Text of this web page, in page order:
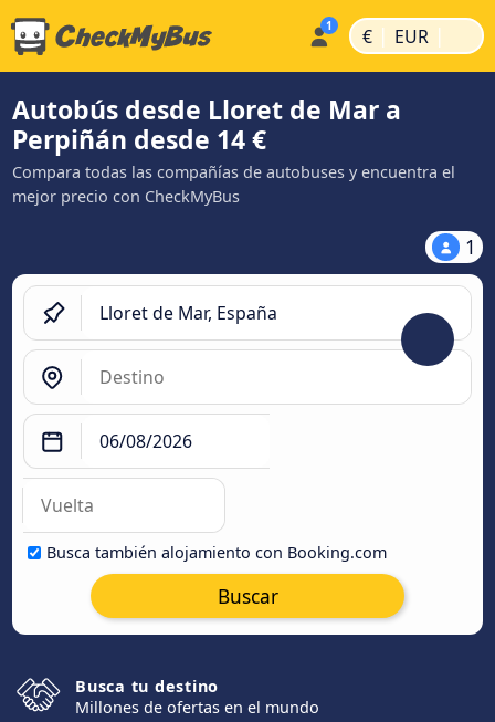
€ | EUR |
Autobús desde Lloret de Mar a
Perpiñán desde 14 €
Compara todas las compañías de autobuses y encuentra el
mejor precio con CheckMyBus
1
Busca también alojamiento con Booking.com
Buscar
Busca tu destino
Millones de ofertas en el mundo